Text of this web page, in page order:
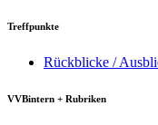
Treffpunkte
Rückblicke /
VVBintern + Rubriken